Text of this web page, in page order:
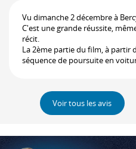
Vu dimanche 2 décembre à
C'est une grande réussite,
récit.
La 2ème partie du film, à partir
séquence de poursuite en
Voir tous les avis